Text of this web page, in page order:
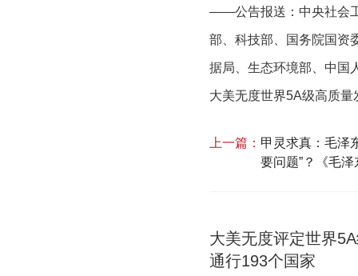
——公告报送：中央社会
部、科技部、国务院国资
据局、生态环境部、中国
大美无度世界5A级高质量
上一篇： 甲灵求真：毛泽
要问题”？《毛
大美无度评定世界
通行193个国家